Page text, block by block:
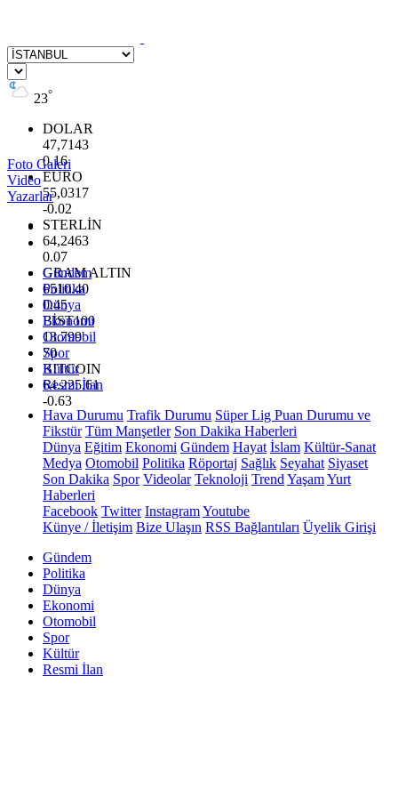
23°
DOLAR
47,7143
0.16
EURO
55,0317
-0.02
STERLİN
64,2463
0.07
GRAM ALTIN
6510.40
0.45
BİST100
13.799
70
BITCOIN
64.225,61
-0.63
Foto Galeri
Video
Yazarlar
Gündem
Politika
Dünya
Ekonomi
Otomobil
Spor
Kültür
Resmi İlan
Hava Durumu Trafik Durumu Süper Lig Puan Durumu ve
Fikstür Tüm Manşetler Son Dakika Haberleri
Dünya Eğitim Ekonomi Gündem Hayat İslam Kültür-Sanat
Medya Otomobil Politika Röportaj Sağlık Seyahat Siyaset
Son Dakika Spor Videolar Teknoloji Trend YaşamYurt
Haberleri
Facebook Twitter InstagramYoutube
Künye / İletişim Bize Ulaşın RSS Bağlantıları Üyelik Girişi
Gündem
Politika
Dünya
Ekonomi
Otomobil
Spor
Kültür
Resmi İlan